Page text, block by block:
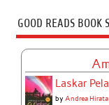
GOOD READS BOOK
Laskar
byAndrea Hirata